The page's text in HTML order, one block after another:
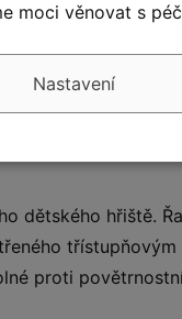
odolná proti
dětského hřiště.
proti
moci věnovat s
Nastavení